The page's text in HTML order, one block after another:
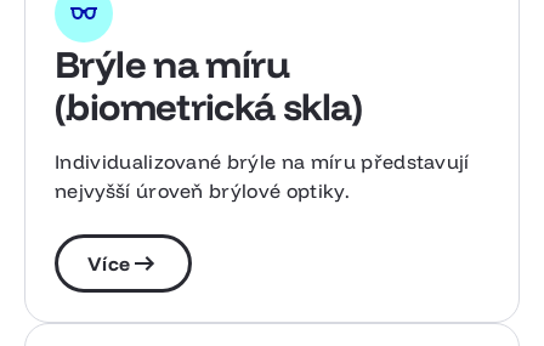
Brýle na míru
(biometrická skla)
Individualizované brýle na míru představují
nejvyšší úroveň brýlové optiky.
Více